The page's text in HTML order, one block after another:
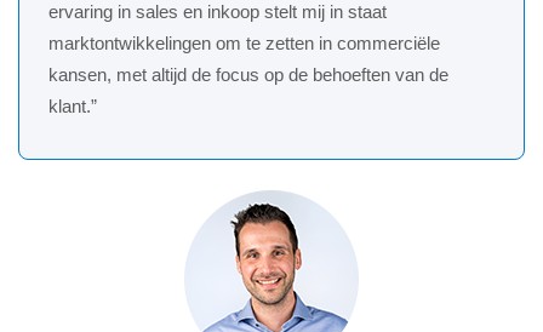
ervaring in sales en inkoop stelt mij in staat
marktontwikkelingen om te zetten in commerciële
kansen, met altijd de focus op de behoeften van de
klant.”